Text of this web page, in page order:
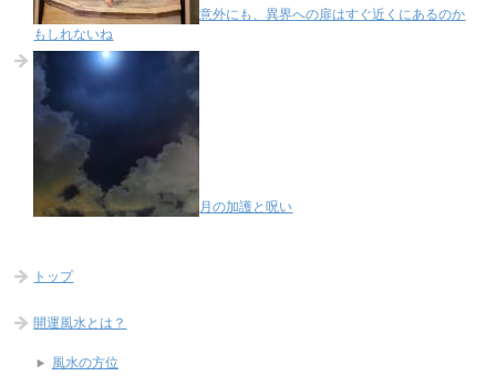
意外にも、異界への扉はすぐ近くにあるのか
もしれないね
月の加護と呪い
トップ
開運風水とは？
風水の方位